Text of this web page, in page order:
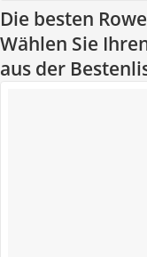
Die besten
Wählen Sie
aus der